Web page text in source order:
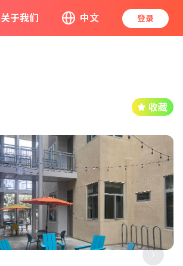
关于我们 中文 登录